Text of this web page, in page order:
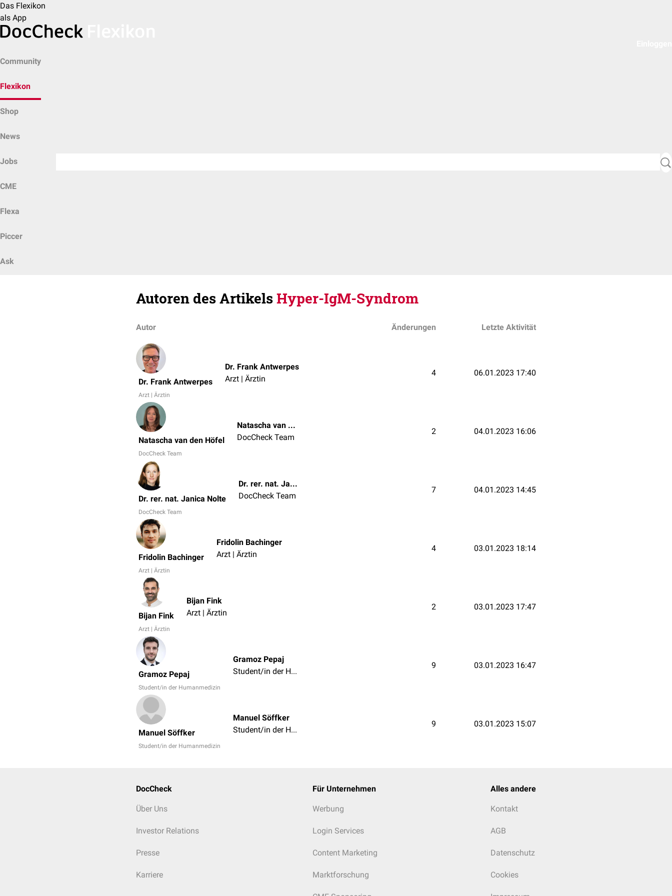
Das Flexikon
als App
Community
Flexikon
Shop
News
Jobs
CME
Flexa
Piccer
Ask
Autoren des ArtikelsHyper-IgM-Syndrom
Autor Änderungen Letzte Aktivität
Dr. Frank Antwerpes
Arzt | Ärztin
Dr. Frank Antwerpes
Arzt | Ärztin
4 06.01.2023 17:40
Natascha van den Höfel
DocCheck Team
Natascha van den Höfel
DocCheck Team
2 04.01.2023 16:06
Dr. rer. nat. Janica Nolte
DocCheck Team
Dr. rer. nat. Janica Nolte
DocCheck Team
7 04.01.2023 14:45
Fridolin Bachinger
Arzt | Ärztin
Fridolin Bachinger
Arzt | Ärztin
4 03.01.2023 18:14
Bijan Fink
Arzt | Ärztin
Bijan Fink
Arzt | Ärztin
2 03.01.2023 17:47
Gramoz Pepaj
Student/in der Humanmedizin
Gramoz Pepaj
Student/in der Humanmedizin
9 03.01.2023 16:47
Manuel Söffker
Student/in der Humanmedizin
Manuel Söffker
Student/in der Humanmedizin
9 03.01.2023 15:07
DocCheck
Über Uns
Investor Relations
Presse
Karriere
Für Unternehmen
Werbung
Login Services
Content Marketing
Marktforschung
Alles andere
Kontakt
AGB
Datenschutz
Cookies